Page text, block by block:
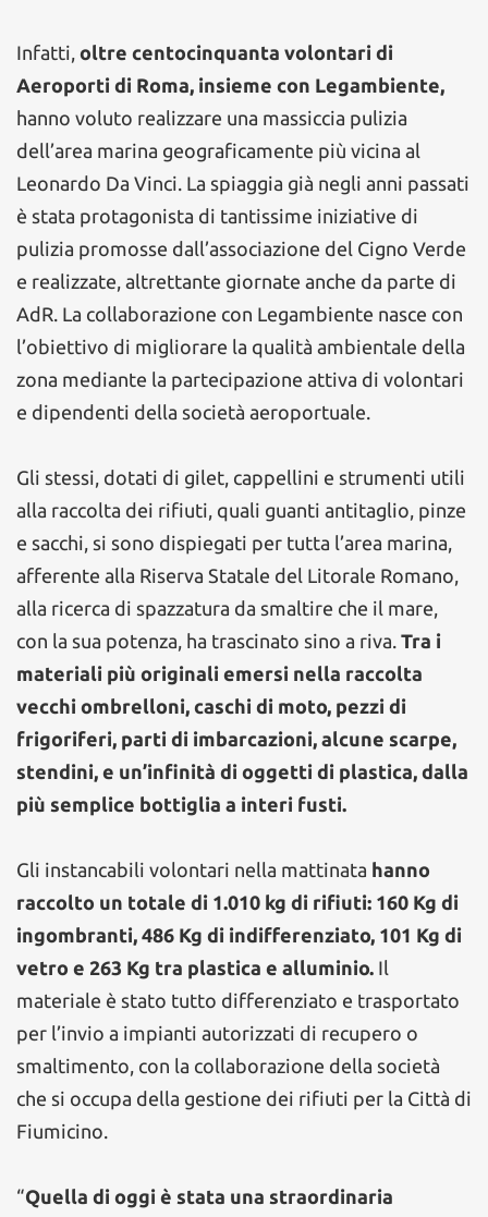
Infatti, oltre centocinquanta volontari di
Aeroporti di Roma, insieme con Legambiente,
hanno voluto realizzare una massiccia pulizia
dell’area marina geograficamente più vicina al
Leonardo Da Vinci. La spiaggia già negli anni passati
è stata protagonista di tantissime iniziative di
pulizia promosse dall’associazione del Cigno Verde
e realizzate, altrettante giornate anche da parte di
AdR. La collaborazione con Legambiente nasce con
l’obiettivo di migliorare la qualità ambientale della
zona mediante la partecipazione attiva di volontari
e dipendenti della società aeroportuale.
Gli stessi, dotati di gilet, cappellini e strumenti utili
alla raccolta dei rifiuti, quali guanti antitaglio, pinze
e sacchi, si sono dispiegati per tutta l’area marina,
afferente alla Riserva Statale del Litorale Romano,
alla ricerca di spazzatura da smaltire che il mare,
con la sua potenza, ha trascinato sino a riva. Tra i
materiali più originali emersi nella raccolta
vecchi ombrelloni, caschi di moto, pezzi di
frigoriferi, parti di imbarcazioni, alcune scarpe,
stendini, e un’infinità di oggetti di plastica, dalla
più semplice bottiglia a interi fusti.
Gli instancabili volontari nella mattinata hanno
raccolto un totale di 1.010 kg di rifiuti: 160 Kg di
ingombranti, 486 Kg di indifferenziato, 101 Kg di
vetro e 263 Kg tra plastica e alluminio. Il
materiale è stato tutto differenziato e trasportato
per l’invio a impianti autorizzati di recupero o
smaltimento, con la collaborazione della società
che si occupa della gestione dei rifiuti per la Città di
Fiumicino.
“Quella di oggi è stata una straordinaria